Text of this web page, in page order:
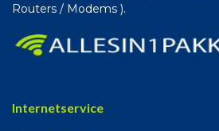
Routers / Modems ).
Internetservice